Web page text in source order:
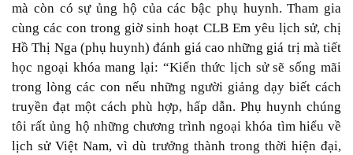
mà còn có sự ủng hộ của các bậc phụ huynh. Tham gia
cùng các con trong giờ sinh hoạt CLB Em yêu lịch sử, chị
Hồ Thị Nga (phụ huynh) đánh giá cao những giá trị mà tiết
học ngoại khóa mang lại: “Kiến thức lịch sử sẽ sống mãi
trong lòng các con nếu những người giảng dạy biết cách
truyền đạt một cách phù hợp, hấp dẫn. Phụ huynh chúng
tôi rất ủng hộ những chương trình ngoại khóa tìm hiểu về
lịch sử Việt Nam, vì dù trưởng thành trong thời hiện đại,